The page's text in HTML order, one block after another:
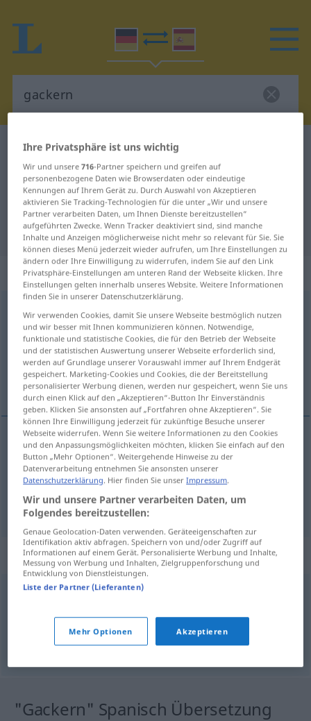
Deutsch-Spanisch Wörterbuch
Deutsch-Spanisch Übersetzung für
"gackern"
"gackern" Spanisch Übersetzung
„gackern“: intransitives Verb
gackern [ˈgakərn] v/i
Übersicht aller Übersetzungen
(Für mehr Details die Übersetzung anklicken/antippen)
cacarear hacer risitas
cacarear gackern Huhn
hacerrisitas gackern(≈ kichern) UMG FIG
Synonyme für "gackern"
"Gackern" Spanisch Übersetzung
Ihre Privatsphäre ist uns wichtig
Wir und unsere716-Partner speichern und greifen auf
personenbezogene Daten wie Browserdaten oder eindeutige
Kennungen auf Ihrem Gerät zu. Durch Auswahl von Akzeptieren
aktivieren Sie Tracking-Technologien für die unter „Wir und unsere
Partner verarbeiten Daten, um Ihnen Dienste bereitzustellen“
aufgeführten Zwecke. Wenn Tracker deaktiviert sind, sind manche
Inhalte und Anzeigen möglicherweise nicht mehr so relevant für Sie. Sie
können dieses Menü jederzeit wieder aufrufen, um Ihre Einstellungen zu
ändern oder Ihre Einwilligung zu widerrufen, indem Sie auf den Link
Privatsphäre-Einstellungen am unteren Rand der Webseite klicken. Ihre
Einstellungen gelten innerhalb unseres Website. Weitere Informationen
finden Sie in unserer Datenschutzerklärung.
Wir verwenden Cookies, damit Sie unsere Webseite bestmöglich nutzen
und wir besser mit Ihnen kommunizieren können. Notwendige,
funktionale und statistische Cookies, die für den Betrieb der Webseite
und der statistischen Auswertung unserer Webseite erforderlich sind,
werden auf Grundlage unserer Vorauswahl immer auf Ihrem Endgerät
gespeichert. Marketing-Cookies und Cookies, die der Bereitstellung
personalisierter Werbung dienen, werden nur gespeichert, wenn Sie uns
durch einen Klick auf den „Akzeptieren“-Button Ihr Einverständnis
geben. Klicken Sie ansonsten auf „Fortfahren ohne Akzeptieren“. Sie
können Ihre Einwilligung jederzeit für zukünftige Besuche unserer
Webseite widerrufen. Wenn Sie weitere Informationen zu den Cookies
und den Anpassungsmöglichkeiten möchten, klicken Sie einfach auf den
Button „Mehr Optionen“. Weitergehende Hinweise zu der
Datenverarbeitung entnehmen Sie ansonsten unserer
Datenschutzerklärung. Hier finden Sie unserImpressum.
Wir und unsere Partner verarbeiten Daten, um
Folgendes bereitzustellen:
Genaue Geolocation-Daten verwenden. Geräteeigenschaften zur
Identifikation aktiv abfragen. Speichern von und/oder Zugriff auf
Informationen auf einem Gerät. Personalisierte Werbung und Inhalte,
Messung von Werbung und Inhalten, Zielgruppenforschung und
Entwicklung von Dienstleistungen.
Liste der Partner (Lieferanten)
Mehr Optionen Akzeptieren